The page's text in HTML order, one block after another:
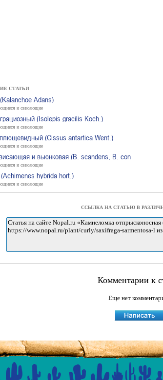
СТАТЬИ
Adans)
и свисающие
(Isolepis gracilis Koch.)
и свисающие
(Cissus antartica Went.)
и свисающие
и вьюнковая (В. scandens, В. convonvulacea)
и свисающие
hybrida hort.)
и свисающие
ССЫЛКА НА СТАТЬЮ В
Комментарии к
Еще нет